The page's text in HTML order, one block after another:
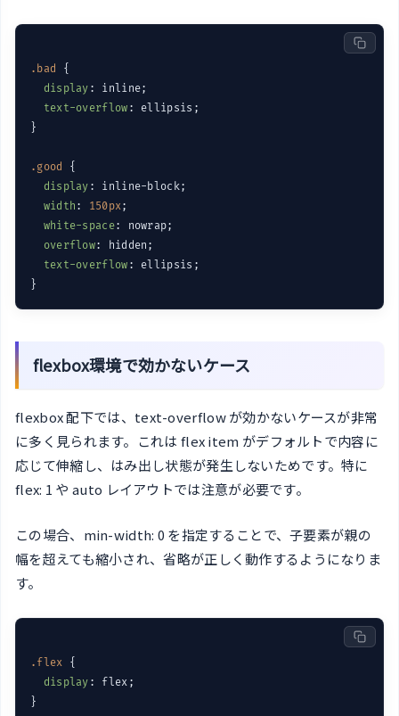
.bad
{
display : inline;
text-overflow : ellipsis;
}
.good
{
display : inline-block;
width : 150px;
white-space: nowrap;
overflow: hidden;
text-overflow : ellipsis;
flexbox環境で効かないケース
flexbox 配下では、text-overflow が効かないケースが非常
に多く見られます。これは flex item がデフォルトで内容に
応じて伸縮し、はみ出し状態が発生しないためです。特に
flex: 1 や auto レイアウトでは注意が必要です。
この場合、min-width: 0 を指定することで、子要素が親の
幅を超えても縮小され、省略が正しく動作するようになりま
す。
.flex {
display : flex;
}